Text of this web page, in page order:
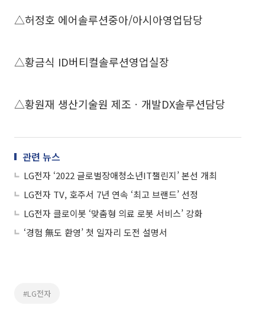
△허정호 에어솔루션중아/아시아영업담당
△황금식 ID버티컬솔루션영업실장
△황원재 생산기술원 제조ㆍ개발DX솔루션담당
관련 뉴스
LG전자 ‘2022 글로벌장애청소년IT챌린지’ 본선 개최
LG전자 TV, 호주서 7년 연속 ‘최고 브랜드’ 선정
LG전자 클로이봇 ‘맞춤형 의료 로봇 서비스’ 강화
‘경험 無도 환영’ 첫 일자리 도전 설명서
#LG전자